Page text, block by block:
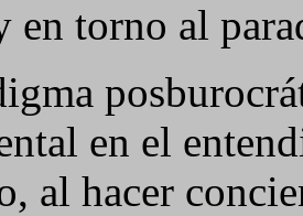
en torno al
en el
al hacer